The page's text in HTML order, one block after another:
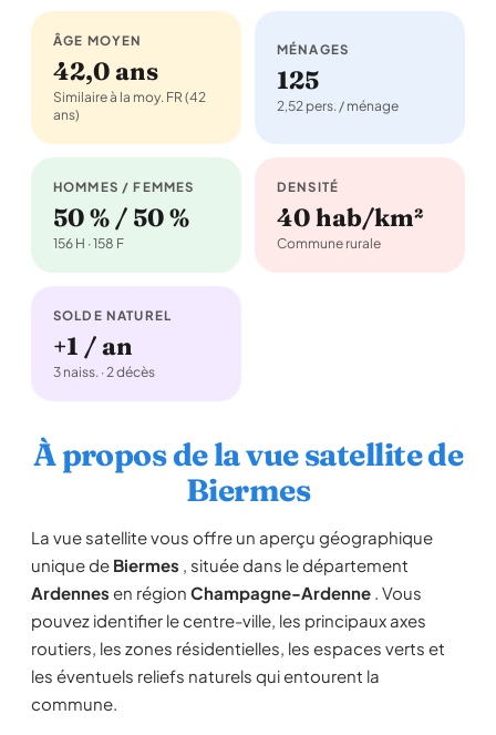
ÂGE MOYEN
42,0 ans
Similaire à la moy. FR (42
ans)
MÉNAGES
125
2,52 pers. / ménage
HOMMES / FEMMES
50 % / 50 %
156 H · 158 F
DENSITÉ
40 hab/km²
Commune rurale
SOLDE NATUREL
+1 / an
3 naiss. · 2 décès
À propos de la vue satellite de
Biermes
La vue satellite vous offre un aperçu géographique
unique de Biermes , située dans le département
Ardennes en région Champagne-Ardenne . Vous
pouvez identifier le centre-ville, les principaux axes
routiers, les zones résidentielles, les espaces verts et
les éventuels reliefs naturels qui entourent la
commune.